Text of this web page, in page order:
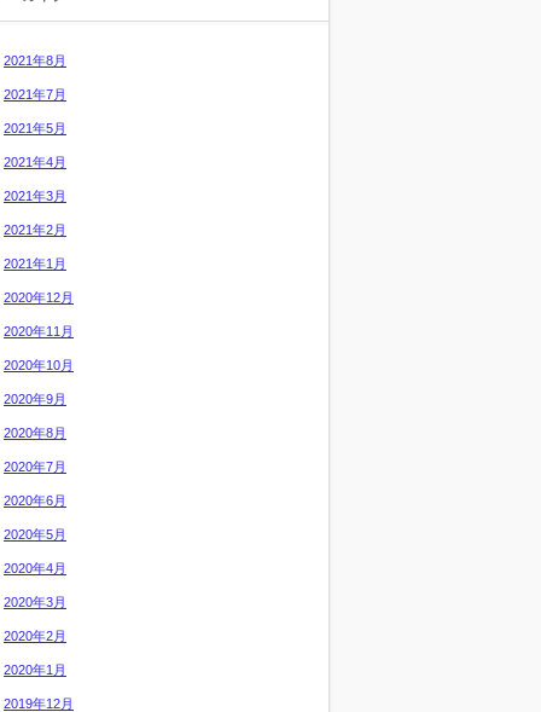
2021年8月
2021年7月
2021年5月
2021年4月
2021年3月
2021年2月
2021年1月
2020年12月
2020年11月
2020年10月
2020年9月
2020年8月
2020年7月
2020年6月
2020年5月
2020年4月
2020年3月
2020年2月
2020年1月
2019年12月